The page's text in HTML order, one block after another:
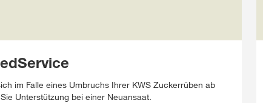
im Falle eines Umbruchs Ihrer KWS Zuckerrüben ab
Unterstützung bei einer Neuansaat.